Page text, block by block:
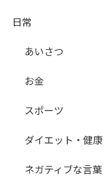
日常
あいさつ
お金
スポーツ
ダイエット・健康
ネガティブな言葉